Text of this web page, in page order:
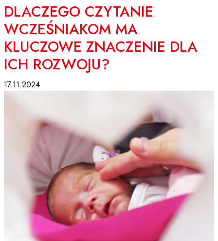
DLACZEGO CZYTANIE
WCZEŚNIAKOM MA
KLUCZOWE ZNACZENIE DLA
ICH ROZWOJU?
17.11.2024